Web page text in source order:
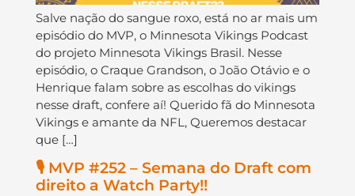
Salve nação do sangue roxo, está no ar mais um
episódio do MVP, o Minnesota Vikings Podcast
do projeto Minnesota Vikings Brasil. Nesse
episódio, o Craque Grandson, o João Otávio e o
Henrique falam sobre as escolhas do vikings
nesse draft, confere aí! Querido fã do Minnesota
Vikings e amante da NFL, Queremos destacar
que […]
🎙️ MVP #252 – Semana do Draft com
direito a Watch Party!!